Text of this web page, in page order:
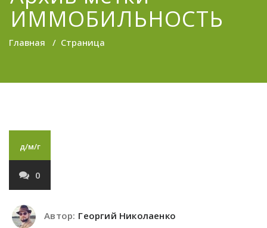
ИММОБИЛЬНОСТЬ
Главная / Страница
д/м/г
0
Автор: Георгий Николаенко